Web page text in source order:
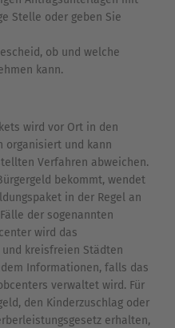
Stelle oder geben Sie
ob und welche
kann.
wird vor Ort in den
organisiert und kann
Verfahren abweichen.
bekommt, wendet
in der Regel an
der sogenannten
wird das
kreisfreien Städten
Informationen, falls das
verwaltet wird. Für
den Kinderzuschlag oder
erhalten,